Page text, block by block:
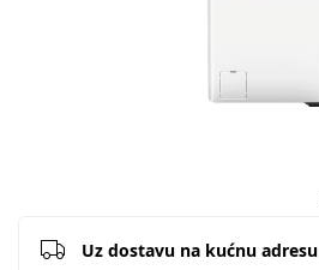
Uz dostavu na kućnu adresu